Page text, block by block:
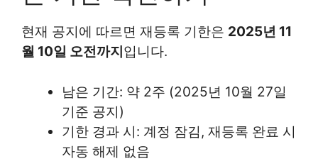
현재 공지에 따르면 재등록 기한은 2025년 11
월 10일 오전까지 입니다.
남은 기간: 약 2주 (2025년 10월 27일
기준 공지)
기한 경과 시: 계정 잠김, 재등록 완료 시
자동 해제 없음